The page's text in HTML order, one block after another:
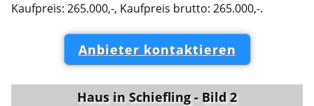
Kaufpreis: 265.000,-, Kaufpreis brutto: 265.000,-.
Anbieter kontaktieren
Haus in Schiefling - Bild 2